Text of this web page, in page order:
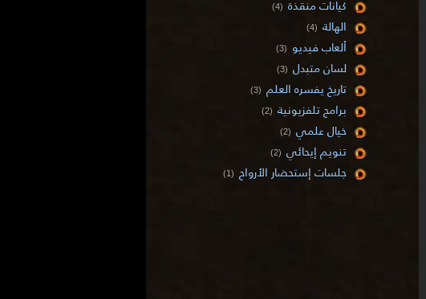
كيانات منقذة (4)
الهالة (4)
ألعاب فيديو (3)
لسان متبدل (3)
تاريخ يفسره العلم (3)
برامج تلفزيونية (2)
خيال علمي (2)
تنويم إيحائي (2)
جلسات إستحضار الأرواح (1)